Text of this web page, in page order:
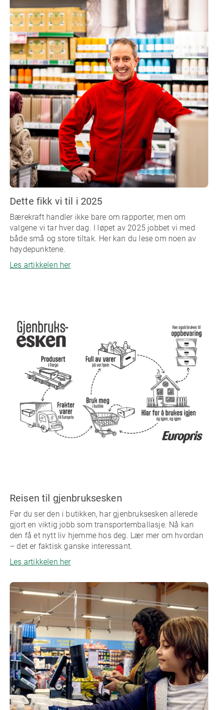
Dette fikk vi til i 2025
Bærekraft handler ikke bare om rapporter, men om
valgene vi tar hver dag. I løpet av 2025 jobbet vi med
både små og store tiltak. Her kan du lese om noen av
høydepunktene.
Les artikkelen her
Reisen til gjenbruksesken
Før du ser den i butikken, har gjenbruksesken allerede
gjort en viktig jobb som transportemballasje. Nå kan
den få et nytt liv hjemme hos deg. Lær mer om hvordan
– det er faktisk ganske interessant.
Les artikkelen her